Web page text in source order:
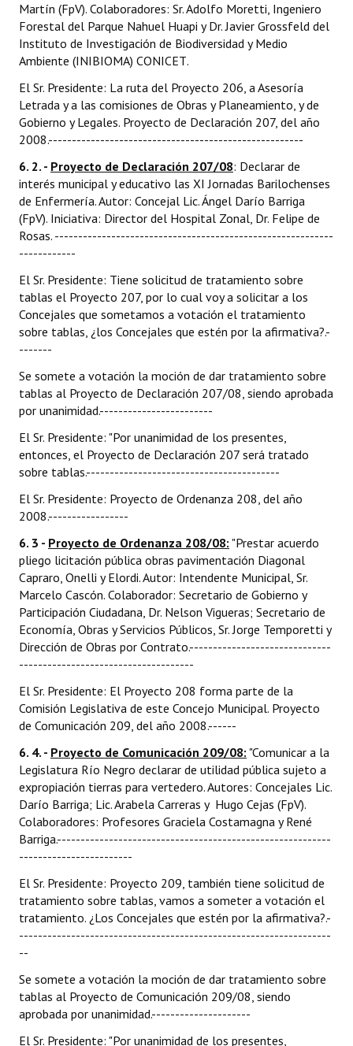
Martín (FpV). Colaboradores: Sr. Adolfo Moretti, Ingeniero
Forestal del Parque Nahuel Huapi y Dr. Javier Grossfeld del
Instituto de Investigación de Biodiversidad y Medio
Ambiente (INIBIOMA) CONICET.
El Sr. Presidente: La ruta del Proyecto 206, a Asesoría
Letrada y a las comisiones de Obras y Planeamiento, y de
Gobierno y Legales. Proyecto de Declaración 207, del año
2008.------------------------------------------------------
6. 2. - Proyecto de Declaración 207/08: Declarar de
interés municipal y educativo las XI Jornadas Barilochenses
de Enfermería. Autor: Concejal Lic. Ángel Darío Barriga
(FpV). Iniciativa: Director del Hospital Zonal, Dr. Felipe de
Rosas. -----------------------------------------------------------
------------
El Sr. Presidente: Tiene solicitud de tratamiento sobre
tablas el Proyecto 207, por lo cual voy a solicitar a los
Concejales que sometamos a votación el tratamiento
sobre tablas, ¿los Concejales que estén por la afirmativa?.-
-------
Se somete a votación la moción de dar tratamiento sobre
tablas al Proyecto de Declaración 207/08, siendo aprobada
por unanimidad.------------------------
El Sr. Presidente: "Por unanimidad de los presentes,
entonces, el Proyecto de Declaración 207 será tratado
sobre tablas.-----------------------------------------
El Sr. Presidente: Proyecto de Ordenanza 208, del año
2008.-----------------
6. 3 - Proyecto de Ordenanza 208/08: "Prestar acuerdo
pliego licitación pública obras pavimentación Diagonal
Capraro, Onelli y Elordi. Autor: Intendente Municipal, Sr.
Marcelo Cascón. Colaborador: Secretario de Gobierno y
Participación Ciudadana, Dr. Nelson Vigueras; Secretario de
Economía, Obras y Servicios Públicos, Sr. Jorge Temporetti y
Dirección de Obras por Contrato.------------------------------
-------------------------------------
El Sr. Presidente: El Proyecto 208 forma parte de la
Comisión Legislativa de este Concejo Municipal. Proyecto
de Comunicación 209, del año 2008.------
6. 4. - Proyecto de Comunicación 209/08: "Comunicar a la
Legislatura Río Negro declarar de utilidad pública sujeto a
expropiación tierras para vertedero. Autores: Concejales Lic.
Darío Barriga; Lic. Arabela Carreras y Hugo Cejas (FpV).
Colaboradores: Profesores Graciela Costamagna y René
Barriga.----------------------------------------------------------
------------------------
El Sr. Presidente: Proyecto 209, también tiene solicitud de
tratamiento sobre tablas, vamos a someter a votación el
tratamiento. ¿Los Concejales que estén por la afirmativa?.-
------------------------------------------------------------------
--
Se somete a votación la moción de dar tratamiento sobre
tablas al Proyecto de Comunicación 209/08, siendo
aprobada por unanimidad.---------------------
El Sr. Presidente: "Por unanimidad de los presentes,